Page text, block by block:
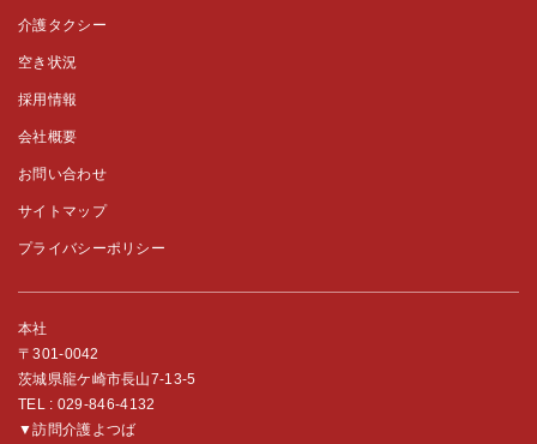
介護タクシー
空き状況
採用情報
会社概要
お問い合わせ
サイトマップ
プライバシーポリシー
本社
〒301-0042
茨城県龍ケ崎市長山7-13-5
TEL : 029-846-4132
▼訪問介護よつば